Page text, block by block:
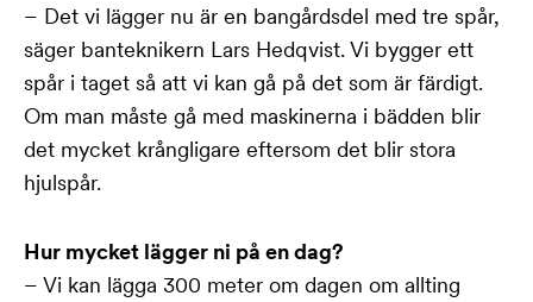
– Det vi lägger nu är en bangårdsdel med tre spår,
säger banteknikern Lars Hedqvist. Vi bygger ett
spår i taget så att vi kan gå på det som är färdigt.
Om man måste gå med maskinerna i bädden blir
det mycket krångligare eftersom det blir stora
hjulspår.
Hur mycket lägger ni på en dag?
– Vi kan lägga 300 meter om dagen om allting